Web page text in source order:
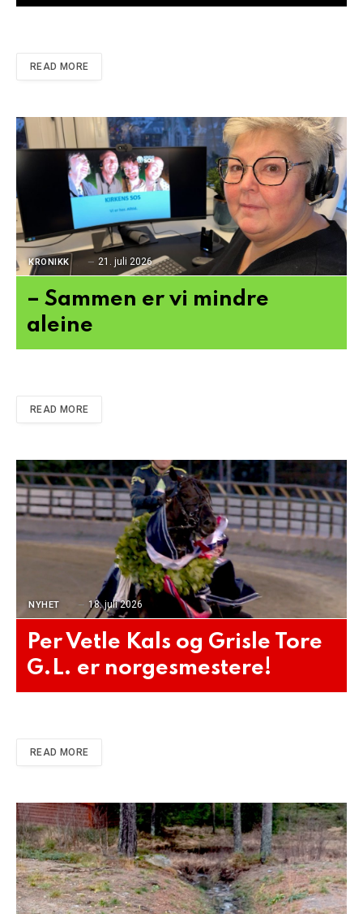
READ MORE
KRONIKK 21. juli 2026
– Sammen er vi mindre
aleine
READ MORE
NYHET 18. juli 2026
Per Vetle Kals og Grisle Tore
G.L. er norgesmestere!
READ MORE